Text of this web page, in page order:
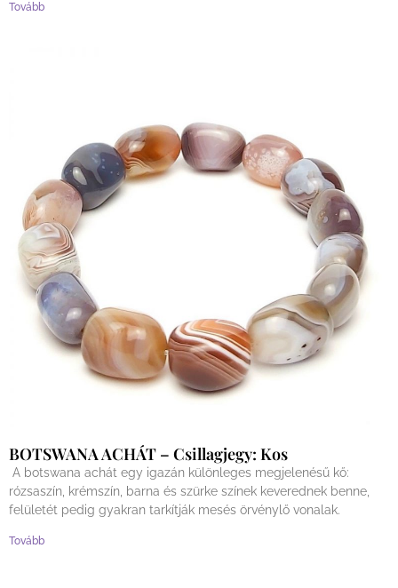
Tovább
BOTSWANA ACHÁT – Csillagjegy: Kos
A botswana achát egy igazán különleges megjelenésű kő:
rózsaszín, krémszín, barna és szürke színek keverednek benne,
felületét pedig gyakran tarkítják mesés örvénylő vonalak.
Tovább